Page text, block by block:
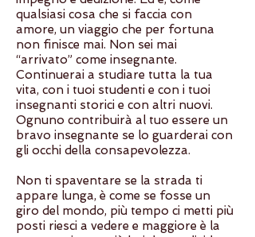
qualsiasi cosa che si faccia con
amore, un viaggio che per fortuna
non finisce mai. Non sei mai
“arrivato” come insegnante.
Continuerai a studiare tutta la tua
vita, con i tuoi studenti e con i tuoi
insegnanti storici e con altri nuovi.
Ognuno contribuirà al tuo essere un
bravo insegnante se lo guarderai con
gli occhi della consapevolezza.
Non ti spaventare se la strada ti
appare lunga, è come se fosse un
giro del mondo, più tempo ci metti più
posti riesci a vedere e maggiore è la